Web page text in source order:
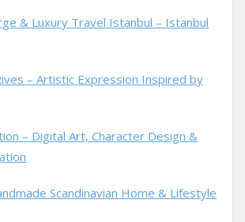
& Luxury Travel Istanbul – Istanbul
– Artistic Expression Inspired by
– Digital Art, Character Design &
Scandinavian Home & Lifestyle